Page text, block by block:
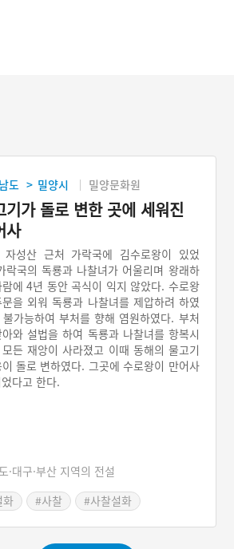
도 > 밀양시 밀양문화원
기가 돌로 변한 곳에 세워진
사
자성산 근처 가락국에 김수로왕이 있었
락국의 독룡과 나찰녀가 어울리며 왕래하
에 4년 동안 곡식이 익지 않았다. 수로왕
을 외워 독룡과 나찰녀를 제압하려 하였
가능하여 부처를 향해 염원하였다. 부처
와 설법을 하여 독룡과 나찰녀를 항복시
든 재앙이 사라졌고 이때 동해의 물고기
돌로 변하였다. 그곳에 수로왕이 만어사
다고 한다.
·대구·부산 지역의 전설
화
#사찰
#사찰설화